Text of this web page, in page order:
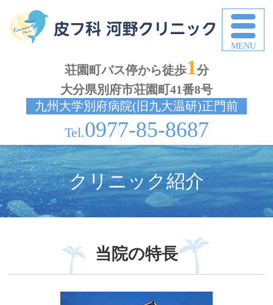
荘園町バス停から徒歩1分
大分県別府市荘園町41番8号
九州大学別府病院(旧九大温研)正門前
0977-85-8687
クリニック紹介
当院の特長